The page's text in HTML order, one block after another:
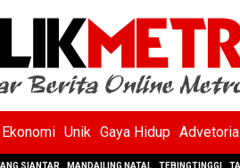
Ekonomi Unik Gaya Hidup
SIANTAR MANDAILING NATAL TEBINGTINGGI